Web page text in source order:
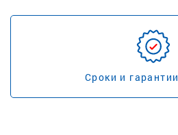
Сроки и гарантии